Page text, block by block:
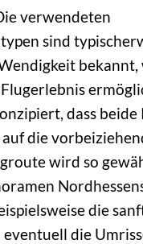
verwendeten
sind
bekannt,
dass beide
die
wird so
die
die